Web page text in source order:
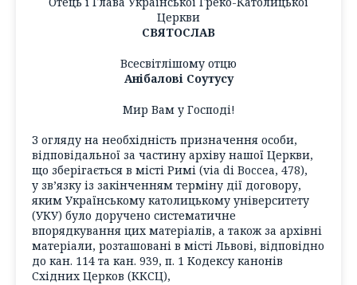
Церкви
СВЯТОСЛАВ
Всесвітлішому отцю
Анібалові Соутусу
Мир Вам у Господі!
З огляду на необхідність призначення особи,
відповідальної за частину архіву нашої Церкви,
що зберігається в місті Римі (via di Boccea, 478),
у зв’язку із закінченням терміну дії договору,
яким Українському католицькому університету
(УКУ) було доручено систематичне
впорядкування цих матеріалів, а також за архівні
матеріали, розташовані в місті Львові, відповідно
до кан. 114 та кан. 939, п. 1 Кодексу канонів
Східних Церков (ККСЦ),